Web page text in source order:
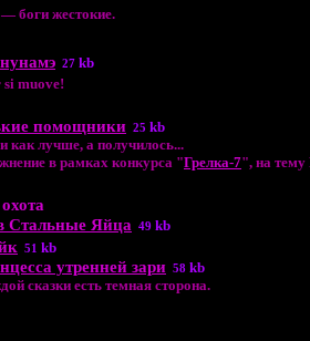
жестокие.
27 kb
muove!
помощники 25 kb
лучше, а получилось...
в рамках конкурса "Грелка-7", на
Стальные Яйца 49 kb
51 kb
утренней зари 58 kb
сказки есть темная сторона.